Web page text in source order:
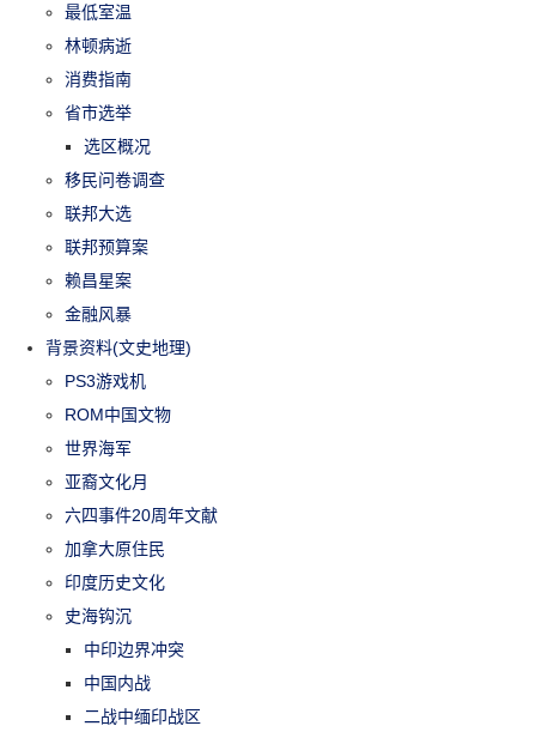
最低室温
林顿病逝
消费指南
省市选举
选区概况
移民问卷调查
联邦大选
联邦预算案
赖昌星案
金融风暴
背景资料(文史地理)
PS3游戏机
ROM中国文物
世界海军
亚裔文化月
六四事件20周年文献
加拿大原住民
印度历史文化
史海钩沉
中印边界冲突
中国内战
二战中缅印战区